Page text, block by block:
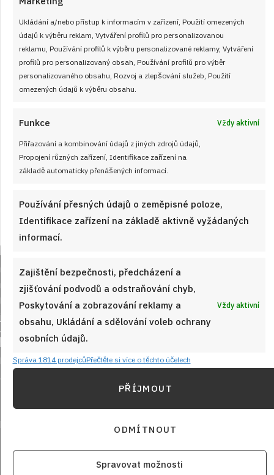
Ukládání a/nebo přístup k informacím v zařízení, Použití omezených
údajů k výběru reklam, Vytváření profilů pro personalizovanou
reklamu, Používání profilů k výběru personalizované reklamy, Vytváření
profilů pro personalizovaný obsah, Používání profilů pro výběr
personalizovaného obsahu, Rozvoj a zlepšování služeb, Použití
omezených údajů k výběru obsahu.
Funkce Vždy aktivní
Přiřazování a kombinování údajů z jiných zdrojů údajů,
Propojení různých zařízení, Identifikace zařízení na
základě automaticky přenášených informací.
Používání přesných údajů o zeměpisné poloze,
Identifikace zařízení na základě aktivně vyžádaných
informací.
Zajištění bezpečnosti, předcházení a
zjišťování podvodů a odstraňování chyb,
Poskytování a zobrazování reklamy a
obsahu, Ukládání a sdělování voleb ochrany
osobních údajů.
Vždy aktivní
Správa 1814 prodejcůPřečtěte si více o těchto účelech
PŘÍJMOUT
ODMÍTNOUT
Spravovat možnosti
Velký test slunečnicových olejů 2026: 7
liší cenou i kvalitou
odJANA DUCHOŇOVÁ 7. 8. 2026 JAK VAŘIT
NEZMEŠKEJTE ŽÁDNÝ RECEPT!